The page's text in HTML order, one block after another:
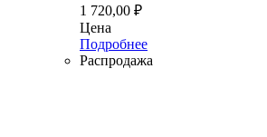
1 720,00 ₽
Цена
Подробнее
Распродажа